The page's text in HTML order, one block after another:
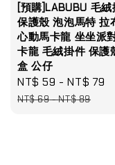
[預購]LABUBU 毛
保護殼 泡泡馬特 拉
心動馬卡龍 坐坐派
卡龍 毛絨掛件 保護
盒 公仔
Sale
price
NT$ 59 -NT$ 79
NT$ 69-NT$ 89